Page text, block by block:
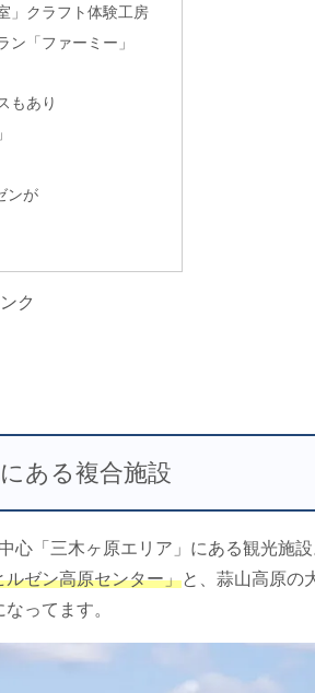
」クラフト体験工房
ン「ファーミー」
もあり
ンが
ク
ある複合施設
心「三木ヶ原エリア」にある観光施設
ゼン高原センター」と、蒜山高原の
ってます。